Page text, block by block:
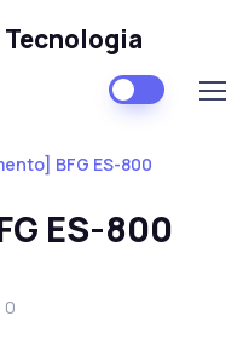
BFG ES-800
ES-800
0